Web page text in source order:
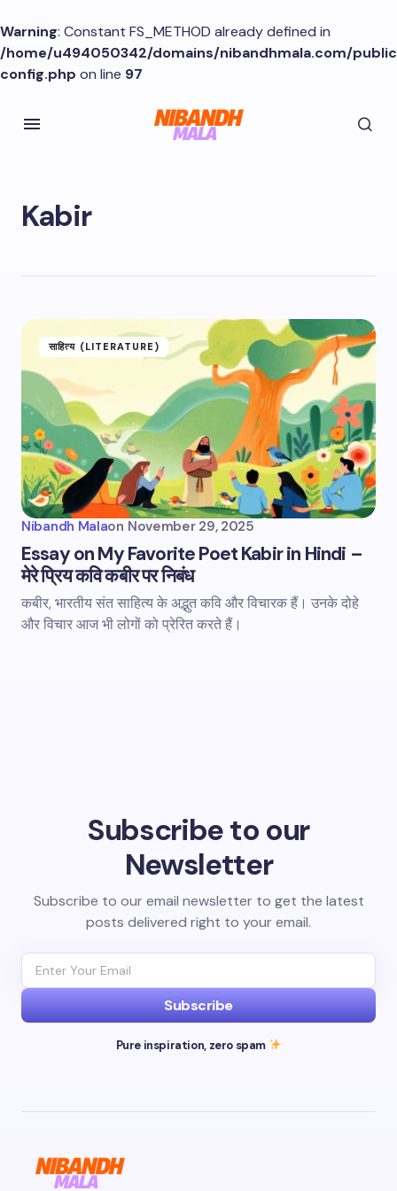
Warning: Constant FS_METHOD already defined in
/home/u494050342/domains/nibandhmala.com/
config.php on line 97
Kabir
साहित्य (LITERATURE)
Nibandh Malaon November 29, 2025
Essay on My Favorite Poet Kabir in Hindi –
मेरे प्रिय कवि कबीर पर निबंध
कबीर, भारतीय संत साहित्य के अद्भुत कवि और विचारक हैं। उनके दोहे
और विचार आज भी लोगों को प्रेरित करते हैं।
Subscribe to our
Newsletter
Subscribe to our email newsletter to get the latest
posts delivered right to your email.
Subscribe
Pure inspiration, zero spam